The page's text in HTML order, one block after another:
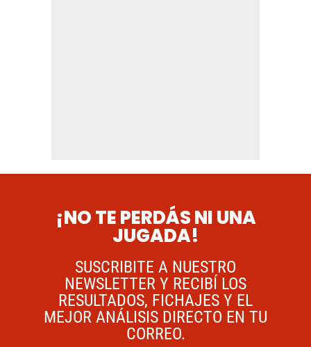
¡NO TE PERDÁS NI UNA
JUGADA!
SUSCRIBITE A NUESTRO
NEWSLETTER Y RECIBÍ LOS
RESULTADOS, FICHAJES Y EL
MEJOR ANÁLISIS DIRECTO EN TU
CORREO.